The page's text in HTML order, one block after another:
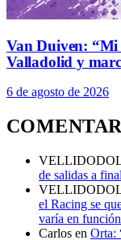
Van Duiven: “Mi
Valladolid y
6 de agosto de 2026
de salidas a
el Racing se
varía en
Carlos en Orta: